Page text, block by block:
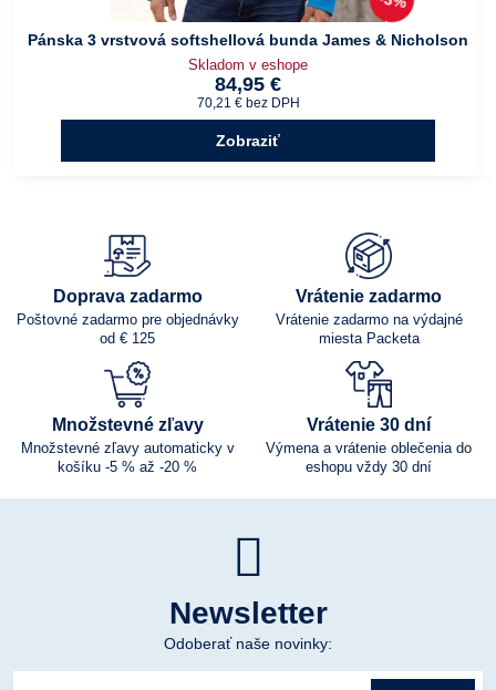
Pánska 3 vrstvová softshellová bunda James & Nicholson
Skladom v eshope
84,95 €
70,21 € bez DPH
Zobraziť
Doprava zadarmo
Poštovné zadarmo pre objednávky
od € 125
Vrátenie zadarmo
Vrátenie zadarmo na výdajné
miesta Packeta
Množstevné zľavy
Množstevné zľavy automaticky v
košíku -5 % až -20 %
Vrátenie 30 dní
Výmena a vrátenie oblečenia do
eshopu vždy 30 dní
Newsletter
Odoberať naše novinky: